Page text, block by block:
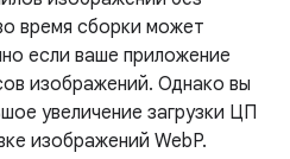
время сборки может
если ваше приложение
изображений. Однако вы
увеличение загрузки ЦП
изображений WebP.